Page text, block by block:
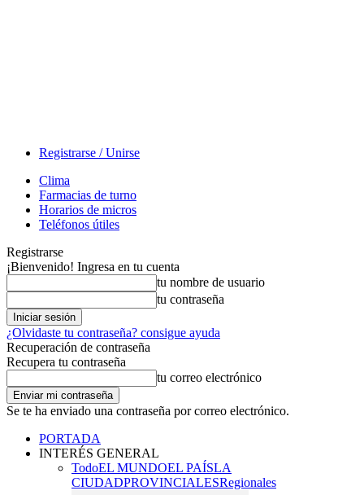
Registrarse / Unirse
Clima
Farmacias de turno
Horarios de micros
Teléfonos útiles
Registrarse
¡Bienvenido! Ingresa en tu cuenta
tu nombre de usuario
tu contraseña
¿Olvidaste tu contraseña? consigue ayuda
Recuperación de contraseña
Recupera tu contraseña
tu correo electrónico
Se te ha enviado una contraseña por correo electrónico.
PORTADA
INTERÉS GENERAL
TodoEL MUNDOEL PAÍSLA
CIUDADPROVINCIALESRegionales